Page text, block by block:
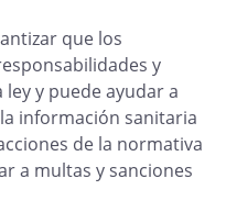
que los
y
y puede ayudar a
información sanitaria
de la normativa
a multas y sanciones